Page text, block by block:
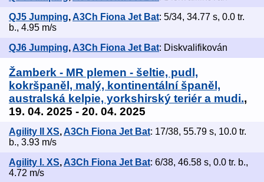
QJ5 Jumping,A3Ch Fiona Jet Bat: 5/34, 34.77 s, 0.0 tr.
b., 4.95 m/s
QJ6 Jumping, A3Ch Fiona Jet Bat: Diskvalifikován
Žamberk - MR plemen - šeltie, pudl,
kokršpaněl, malý, kontinentální španěl,
australská kelpie, yorkshirský teriér a mudi.,
19. 04. 2025 - 20. 04. 2025
Agility II XS,A3Ch Fiona Jet Bat: 17/38, 55.79 s, 10.0 tr.
b., 3.93 m/s
Agility I. XS, A3Ch Fiona Jet Bat: 6/38, 46.58 s, 0.0 tr. b.,
4.72 m/s